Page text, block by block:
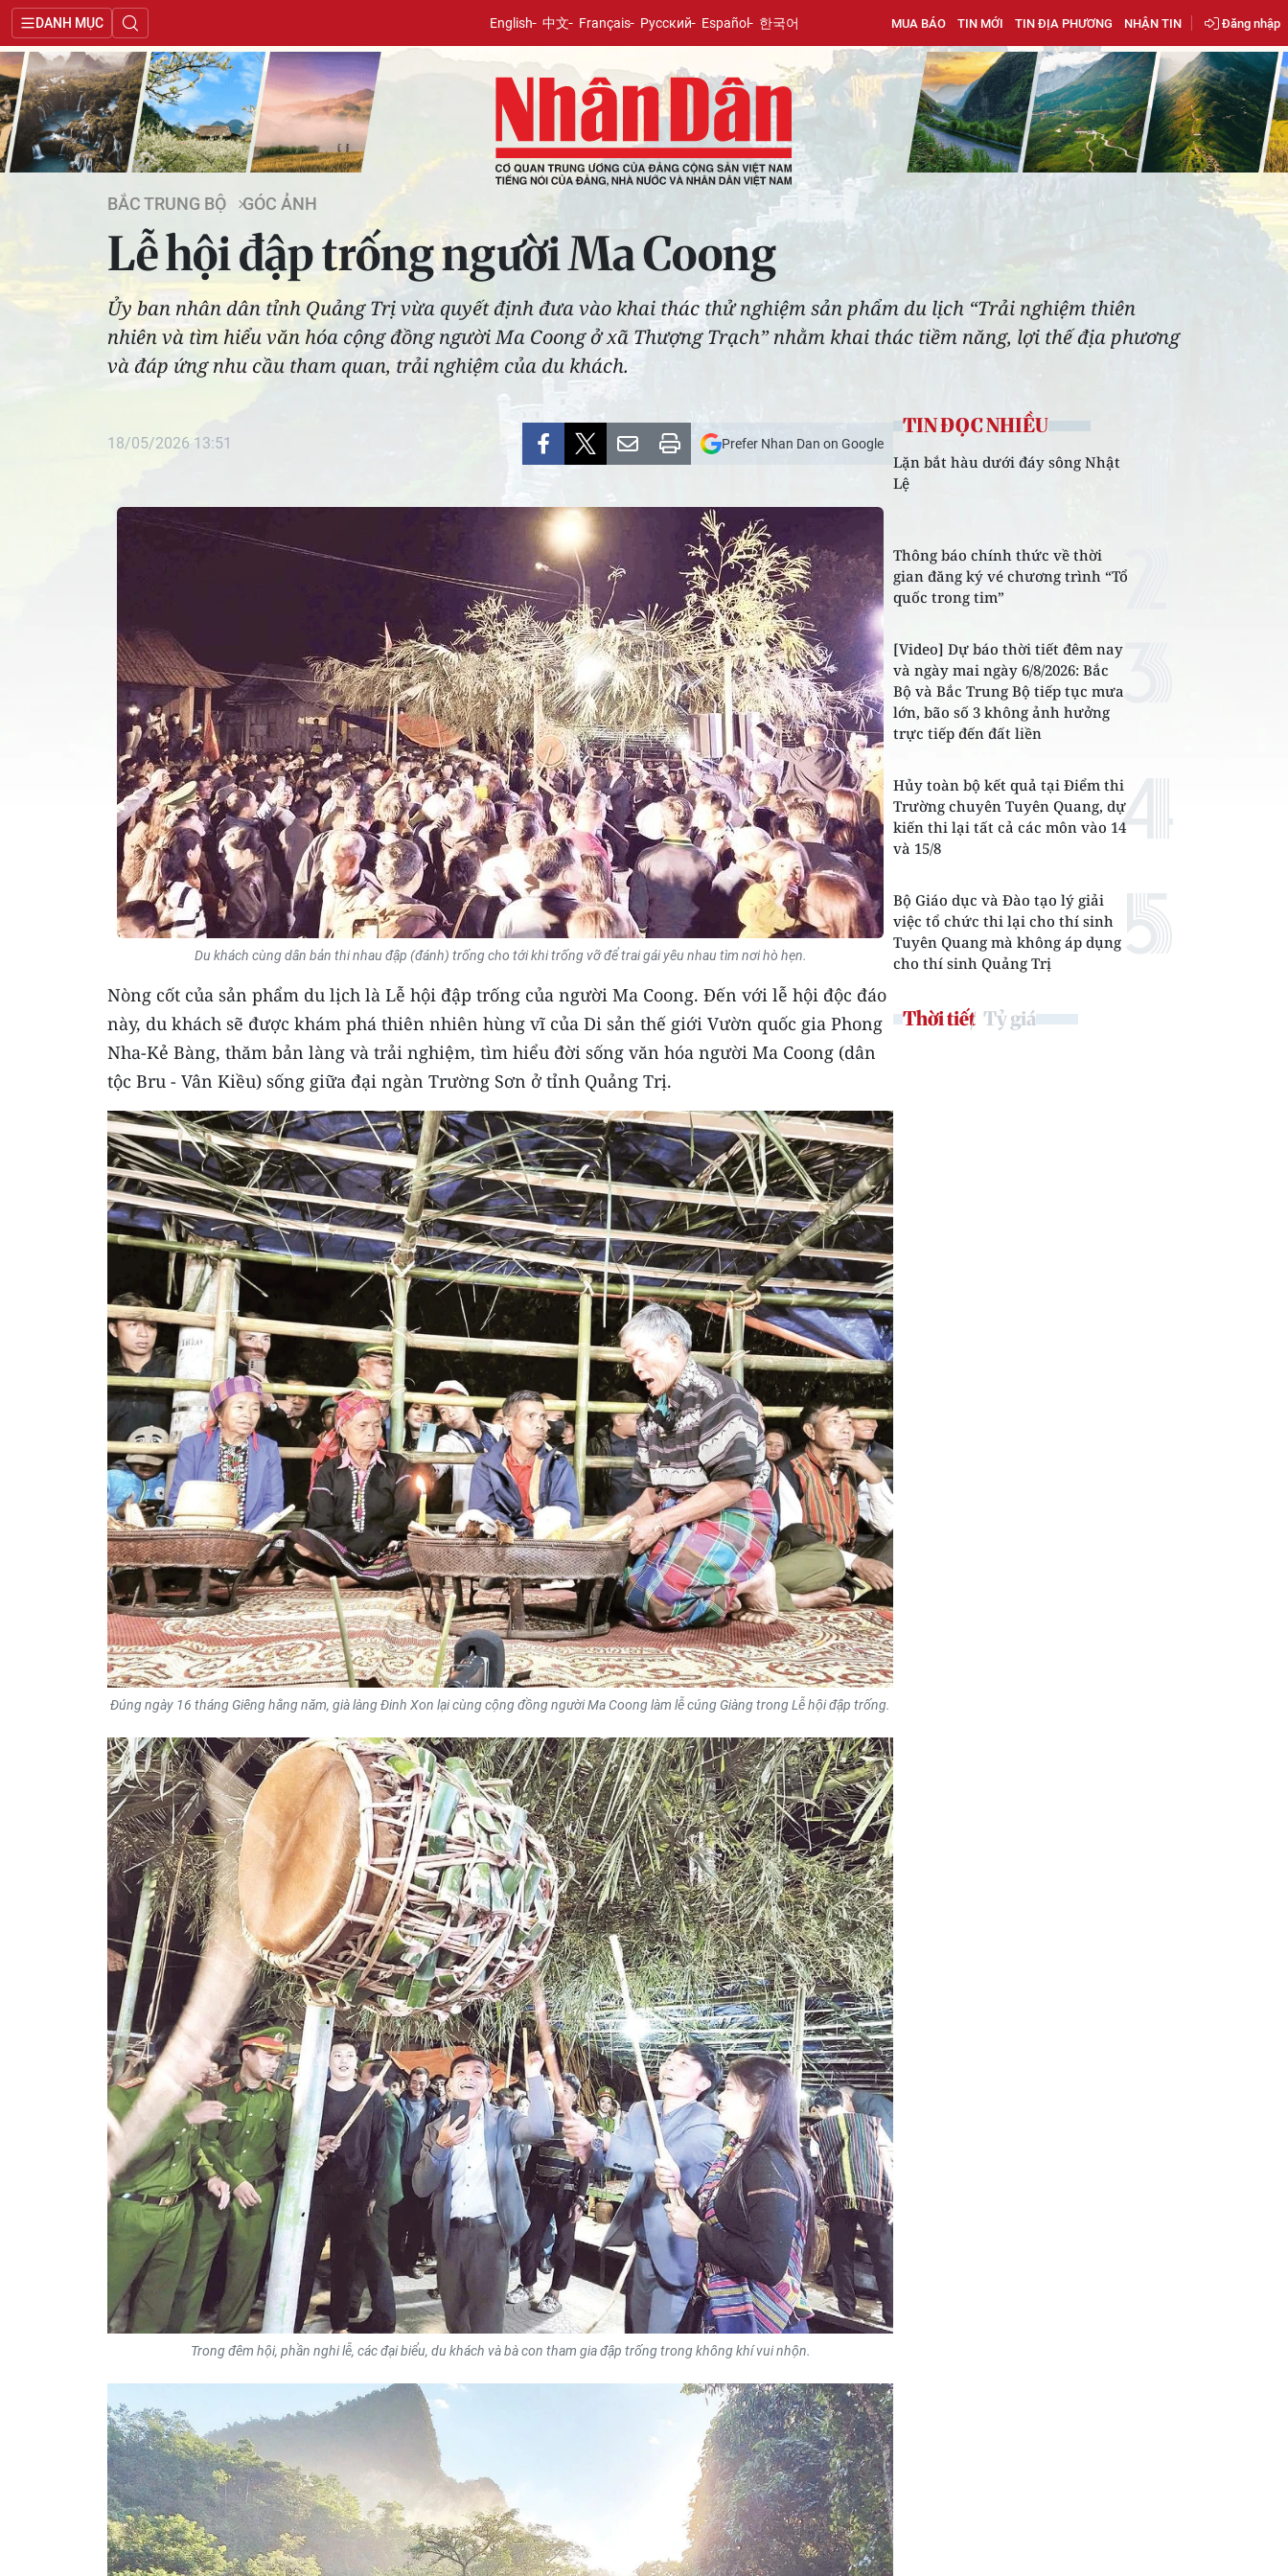
DANH MỤC English 中文 Français Русский Español 한국어 MUA BÁO TIN MỚI TIN ĐỊA PHƯƠNG NHẬN TIN Đăng nhập
BẮC TRUNG BỘ GÓC ẢNH
Lễ hội đập trống người Ma Coong
Ủy ban nhân dân tỉnh Quảng Trị vừa quyết định đưa vào khai thác thử nghiệm sản phẩm du lịch “Trải nghiệm thiên
nhiên và tìm hiểu văn hóa cộng đồng người Ma Coong ở xã Thượng Trạch” nhằm khai thác tiềm năng, lợi thế địa phương
và đáp ứng nhu cầu tham quan, trải nghiệm của du khách.
18/05/2026 13:51 Prefer Nhan Dan on Google
Du khách cùng dân bản thi nhau đập (đánh) trống cho tới khi trống vỡ để trai gái yêu nhau tìm nơi hò hẹn.
Nòng cốt của sản phẩm du lịch là Lễ hội đập trống của người Ma Coong. Đến với lễ hội độc đáo
này, du khách sẽ được khám phá thiên nhiên hùng vĩ của Di sản thế giới Vườn quốc gia Phong
Nha-Kẻ Bàng, thăm bản làng và trải nghiệm, tìm hiểu đời sống văn hóa người Ma Coong (dân
tộc Bru - Vân Kiều) sống giữa đại ngàn Trường Sơn ở tỉnh Quảng Trị.
Đúng ngày 16 tháng Giêng hằng năm, già làng Đinh Xon lại cùng cộng đồng người Ma Coong làm lễ cúng Giàng trong Lễ hội đập trống.
Trong đêm hội, phần nghi lễ, các đại biểu, du khách và bà con tham gia đập trống trong không khí vui nhộn.
TIN ĐỌC NHIỀU
Lặn bắt hàu dưới đáy sông Nhật
Lệ
Thông báo chính thức về thời
gian đăng ký vé chương trình “Tổ
quốc trong tim”
[Video] Dự báo thời tiết đêm nay
và ngày mai ngày 6/8/2026: Bắc
Bộ và Bắc Trung Bộ tiếp tục mưa
lớn, bão số 3 không ảnh hưởng
trực tiếp đến đất liền
Hủy toàn bộ kết quả tại Điểm thi
Trường chuyên Tuyên Quang, dự
kiến thi lại tất cả các môn vào 14
và 15/8
Bộ Giáo dục và Đào tạo lý giải
việc tổ chức thi lại cho thí sinh
Tuyên Quang mà không áp dụng
cho thí sinh Quảng Trị
Thời tiết Tỷ giá